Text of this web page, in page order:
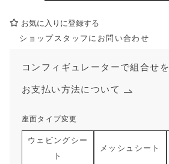
お気に入りに登録する
ショップスタッフにお問い合わせ
座面タイプ変更
ウェビングシー
ト
メッシュシート
コンフィギュレーターで組合せ
お支払い方法について